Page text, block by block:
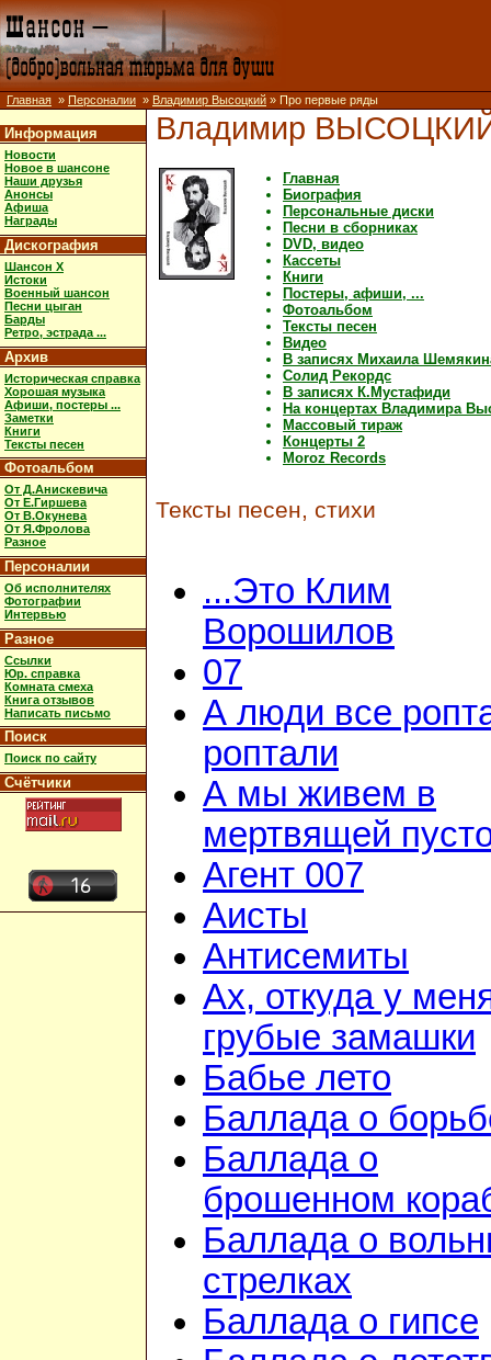
Главная » Персоналии » Владимир Высоцкий » Про первые ряды
Информация
Новости
Новое в шансоне
Наши друзья
Анонсы
Афиша
Награды
Дискография
Шансон X
Истоки
Военный шансон
Песни цыган
Барды
Ретро, эстрада ...
Архив
Историческая справка
Хорошая музыка
Афиши, постеры ...
Заметки
Книги
Тексты песен
Фотоальбом
От Д.Анискевича
От Е.Гиршева
От В.Окунева
От Я.Фролова
Разное
Персоналии
Об исполнителях
Фотографии
Интервью
Разное
Ссылки
Юр. справка
Комната смеха
Книга отзывов
Написать письмо
Поиск
Поиск по сайту
Счётчики
Владимир
Главная
Биография
Персональные диски
Песни в сборниках
DVD, видео
Кассеты
Книги
Постеры, афиши, ...
Фотоальбом
Тексты песен
Видео
В записях Михаила
Солид Рекордс
В записях К.Мустафиди
На концертах Владимира
Массовый тираж
Концерты 2
Moroz Records
Тексты песен, стихи
...Это Клим
Ворошилов
07
А люди все
роптали
А мы живем в
мертвящей
Агент 007
Аисты
Антисемиты
Ах, откуда у
грубые замашки
Бабье лето
Баллада о
Баллада о
брошенном
Баллада о
стрелках
Баллада о гипсе